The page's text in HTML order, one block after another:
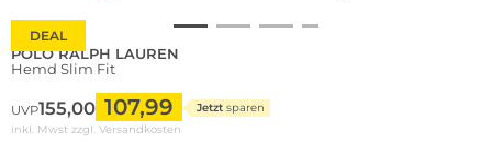
DEAL
POLO RALPH LAUREN
Hemd Slim Fit
UVP155,00 107,99 Jetzt sparen
inkl. Mwst zzgl. Versandkosten